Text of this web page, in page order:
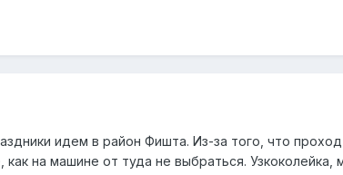
идем в район Фишта. Из-за того, что
на машине от туда не выбраться. Узкоколейка,